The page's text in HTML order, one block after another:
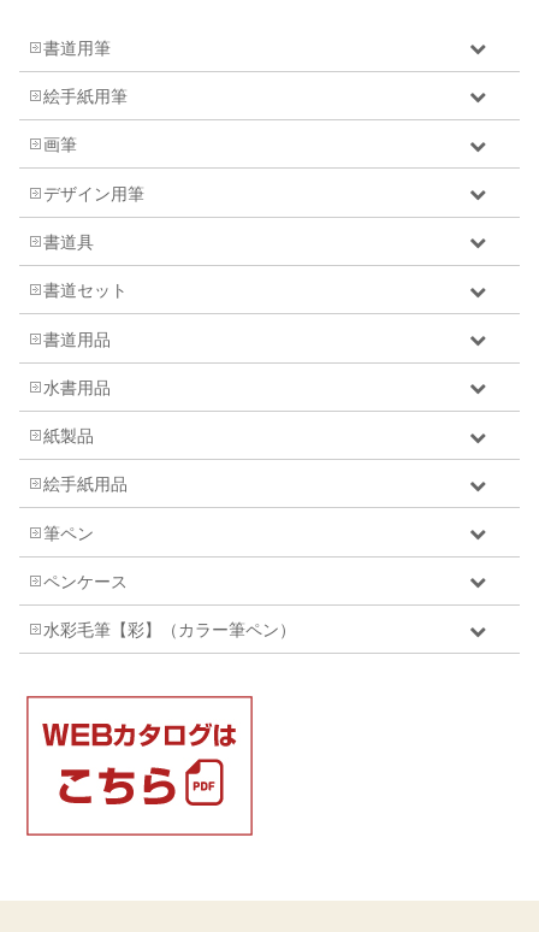
書道用筆
絵手紙用筆
画筆
デザイン用筆
書道具
書道セット
書道用品
水書用品
紙製品
絵手紙用品
筆ペン
ペンケース
水彩毛筆【彩】（カラー筆ペン）